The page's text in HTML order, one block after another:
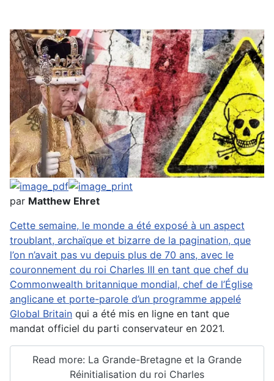
par Matthew Ehret
Cette semaine, le monde a été exposé à un aspect
troublant, archaïque et bizarre de la pagination, que
l’on n’avait pas vu depuis plus de 70 ans, avec le
couronnement du roi Charles III en tant que chef du
Commonwealth britannique mondial, chef de l’Église
anglicane et porte-parole d’un programme appelé
Global Britain qui a été mis en ligne en tant que
mandat officiel du parti conservateur en 2021.
Read more: La Grande-Bretagne et la Grande
Réinitialisation du roi Charles